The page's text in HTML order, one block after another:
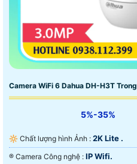
Camera WiFi 6 Dahua DH-H3T
5%-35%
🔆 Chất lượng hình Ảnh : 2K Lite .
®️ Camera Công nghệ : IP Wifi.